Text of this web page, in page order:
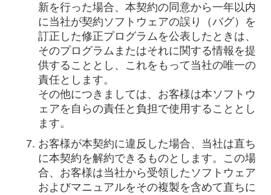
新を行った場合、本契約の同意から一年以内
に当社が契約ソフトウェアの誤り（バグ）を
訂正した修正プログラムを公表したときは、
そのプログラムまたはそれに関する情報を提
供することとし、これをもって当社の唯一の
責任とします。
その他につきましては、お客様は本ソフトウ
ェアを自らの責任と負担で使用することとし
ます。
お客様が本契約に違反した場合、当社は直ち
に本契約を解約できるものとします。この場
合、お客様は当社から受領したソフトウェア
およびマニュアルをその複製を含めて直ちに